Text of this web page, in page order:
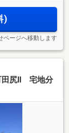
)
ページへ移動します
田尻Ⅱ 宅地分